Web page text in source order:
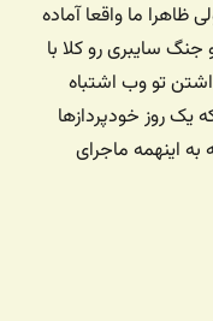
ظاهرا ما واقعا آماده
جنگ سایبری رو کلا با
تو وب اشتباه
یک روز خودپردازها
اینهمه ماجرای